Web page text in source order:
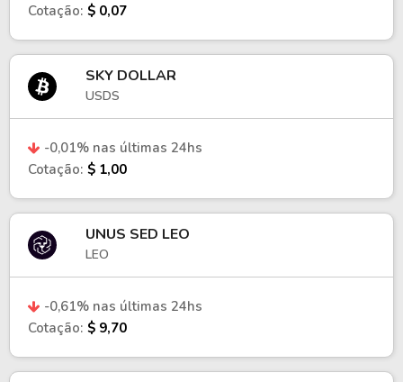
Cotação: $ 0,07
SKY DOLLAR
USDS
-0,01% nas últimas 24hs
Cotação: $ 1,00
UNUS SED LEO
LEO
-0,61% nas últimas 24hs
Cotação: $ 9,70